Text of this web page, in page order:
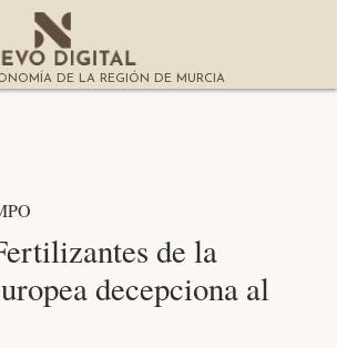
DE LA REGIÓN DE MURCIA
de la
decepciona al